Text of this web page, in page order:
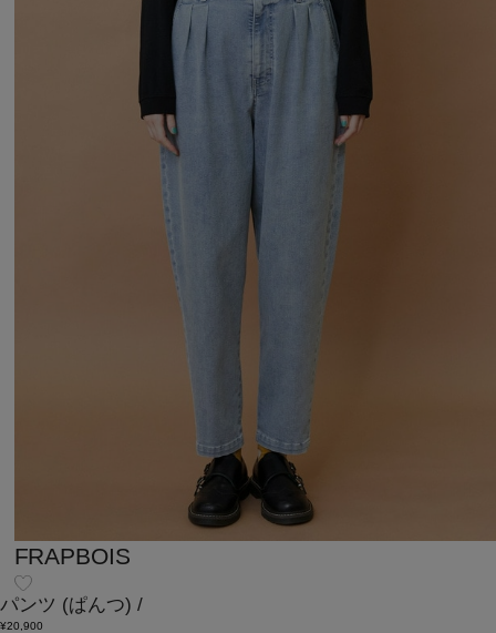
FRAPBOIS
パンツ (ぱんつ) /
¥20,900